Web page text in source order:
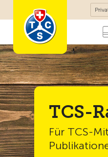
Mitglied
TCS-
Für TCS-